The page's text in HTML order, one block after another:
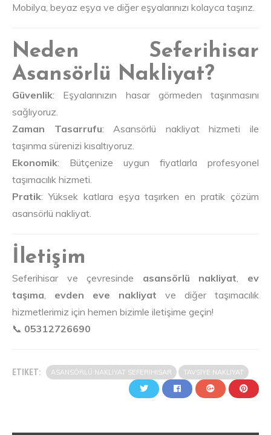
Mobilya, beyaz eşya ve diğer eşyalarınızı kolayca taşırız.
Neden Seferihisar
Asansörlü Nakliyat?
Güvenlik: Eşyalarınızın hasar görmeden taşınmasını
sağlıyoruz.
Zaman Tasarrufu: Asansörlü nakliyat hizmeti ile
taşınma sürenizi kısaltıyoruz.
Ekonomik: Bütçenize uygun fiyatlarla profesyonel
taşımacılık hizmeti.
Pratik: Yüksek katlara eşya taşırken en pratik çözüm
asansörlü nakliyat.
İletişim
Seferihisar ve çevresinde asansörlü nakliyat
ev
taşıma
evden eve nakliyat ve diğer taşımacılık
hizmetlerimiz için hemen bizimle iletişime geçin!
📞 05312726690
ETIKET: ASANSÖRLÜ NAKLIYAT SEFERIHISAR TAVSIYE NAKLIYAT